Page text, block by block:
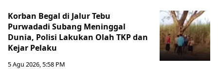
Korban Begal di Jalur Tebu
Purwadadi Subang Meninggal
Dunia, Polisi Lakukan Olah TKP dan
Kejar Pelaku
5 Agu 2026, 5:58 PM